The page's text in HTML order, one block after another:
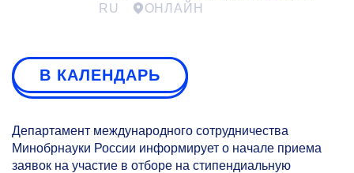
RU ОНЛАЙН
В КАЛЕНДАРЬ
Департамент международного сотрудничества
Минобрнауки России информирует о начале приема
заявок на участие в отборе на стипендиальную